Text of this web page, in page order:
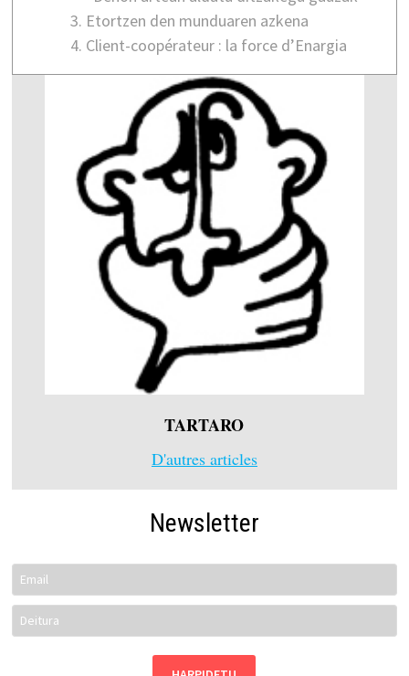
Etortzen den munduaren azkena
Client-coopérateur : la force d’Enargia
TARTARO
D'autres articles
Newsletter